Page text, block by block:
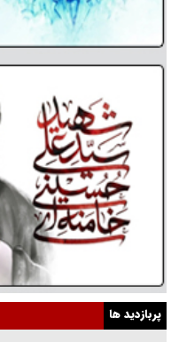
پربازدید ها